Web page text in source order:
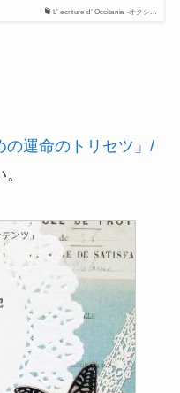
L’ ecriture d’ Occitania -オクシ…
の運命のトリセツ」/